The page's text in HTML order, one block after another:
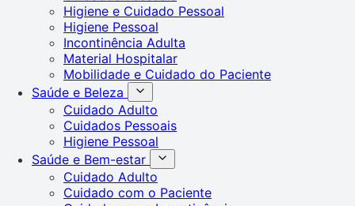
Higiene e Cuidado Pessoal
Higiene Pessoal
Incontinência Adulta
Material Hospitalar
Mobilidade e Cuidado do Paciente
Saúde e Beleza
Cuidado Adulto
Cuidados Pessoais
Higiene Pessoal
Saúde e Bem-estar
Cuidado Adulto
Cuidado com o Paciente